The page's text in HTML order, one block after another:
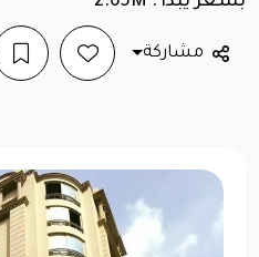
مشاركة